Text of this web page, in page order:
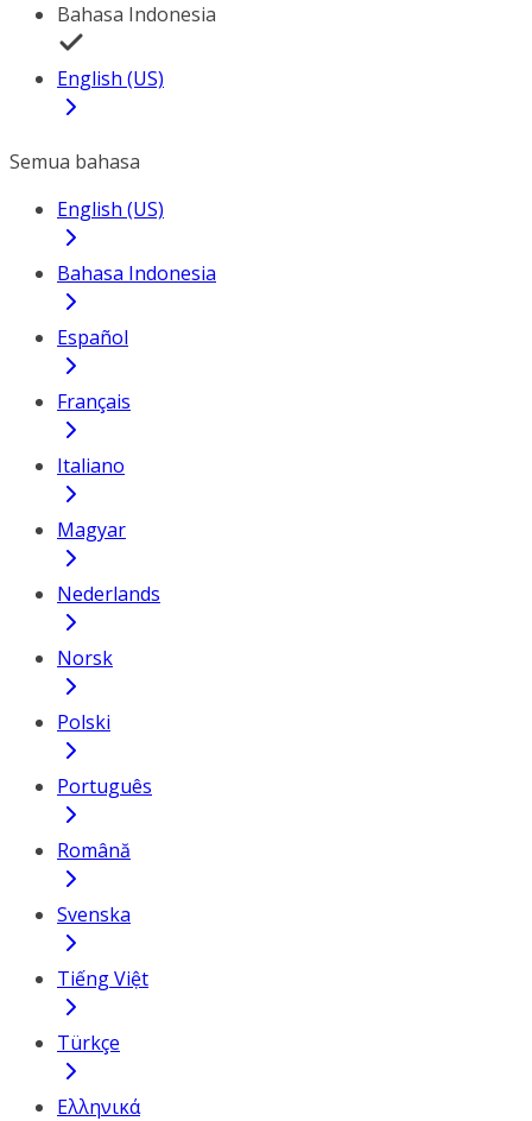
Bahasa Indonesia
English (US)
Semua bahasa
English (US)
Bahasa Indonesia
Español
Français
Italiano
Magyar
Nederlands
Norsk
Polski
Português
Română
Svenska
Tiếng Việt
Türkçe
Ελληνικά